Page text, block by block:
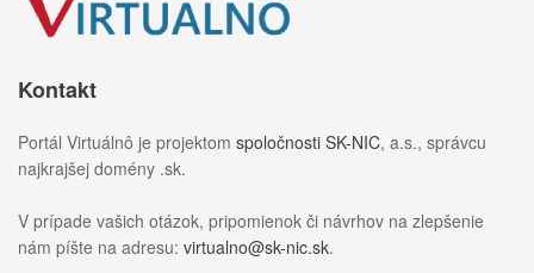
Kontakt
Portál Virtuálnô je projektom spoločnosti SK-NIC, a.s., správcu
najkrajšej domény .sk.
V prípade vašich otázok, pripomienok či návrhov na zlepšenie
nám píšte na adresu: virtualno@sk-nic.sk.